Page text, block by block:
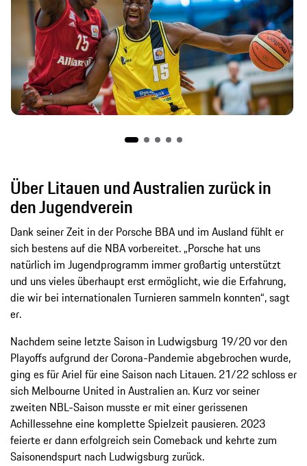
Über Litauen und Australien zurück in
den Jugendverein
Dank seiner Zeit in der Porsche BBA und im Ausland fühlt er
sich bestens auf die NBA vorbereitet. „Porsche hat uns
natürlich im Jugendprogramm immer großartig unterstützt
und uns vieles überhaupt erst ermöglicht, wie die Erfahrung,
die wir bei internationalen Turnieren sammeln konnten“, sagt
er.
Nachdem seine letzte Saison in Ludwigsburg 19/20 vor den
Playoffs aufgrund der Corona-Pandemie abgebrochen wurde,
ging es für Ariel für eine Saison nach Litauen. 21/22 schloss er
sich Melbourne United in Australien an. Kurz vor seiner
zweiten NBL-Saison musste er mit einer gerissenen
Achillessehne eine komplette Spielzeit pausieren. 2023
feierte er dann erfolgreich sein Comeback und kehrte zum
Saisonendspurt nach Ludwigsburg zurück.